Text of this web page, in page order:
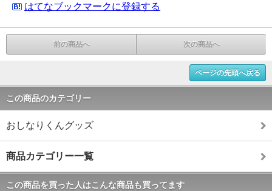
はてなブックマークに登録する
前の商品へ 次の商品へ
ページの先頭へ戻る
この商品のカテゴリー
おしなりくんグッズ
商品カテゴリー一覧
この商品を買った人はこんな商品も買ってます